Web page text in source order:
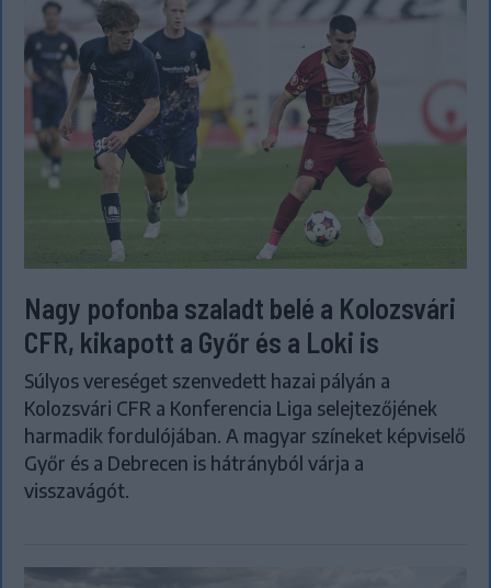
Nagy pofonba szaladt belé a Kolozsvári
CFR, kikapott a Győr és a Loki is
Súlyos vereséget szenvedett hazai pályán a
Kolozsvári CFR a Konferencia Liga selejtezőjének
harmadik fordulójában. A magyar színeket képviselő
Győr és a Debrecen is hátrányból várja a
visszavágót.